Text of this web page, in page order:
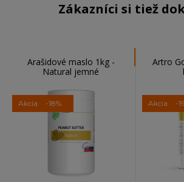
Zákazníci si tiež
Arašidové maslo 1kg -
Natural jemné
Akcia -18%
Artro
Akcia -